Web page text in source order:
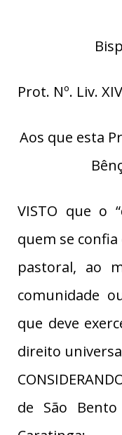
Prot. Nº. Liv.
Aos que esta
VISTO que o
quem se
pastoral, ao
comunidade
que deve
direito
de São